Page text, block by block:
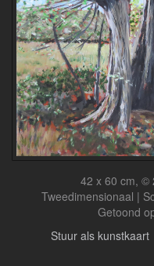
42 x 60 cm, ©
Tweedimensionaal |
Getoond
Stuur als kunstkaart